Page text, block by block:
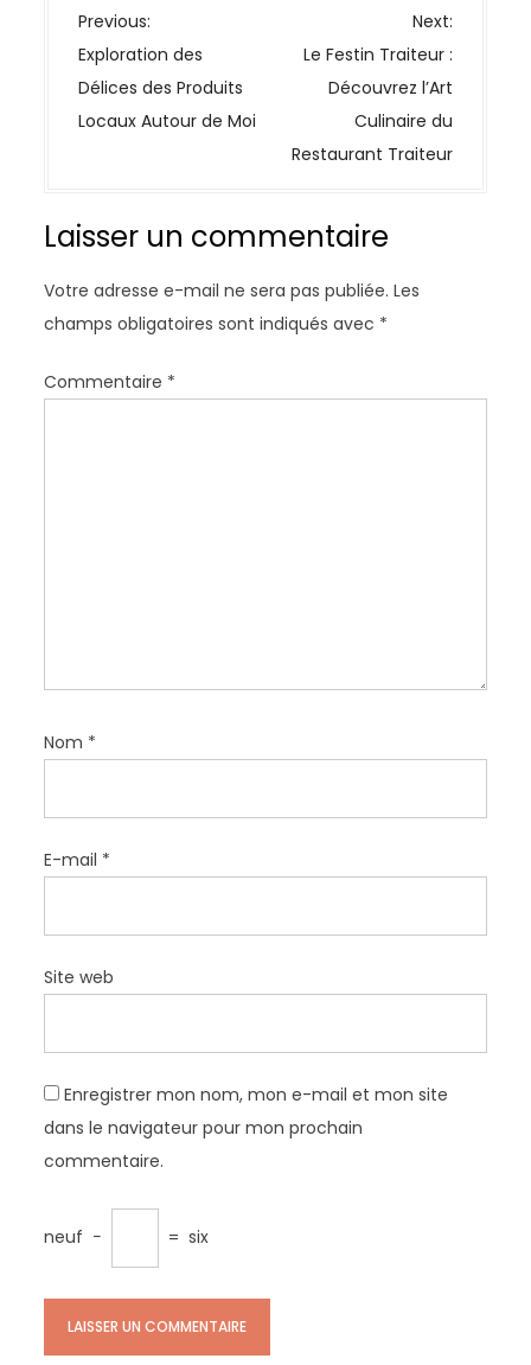
N
a
v
i
i
n
d
e
l
Previous:
Exploration des
Délices des Produits
Locaux Autour de Moi
Next:
Le Festin Traiteur :
Découvrez l’Art
Culinaire du
Restaurant Traiteur
Laisser un commentaire
Votre adresse e-mail ne sera pas publiée. Les
champs obligatoires sont indiqués avec *
Commentaire *
Nom *
E-mail *
Site web
Enregistrer mon nom, mon e-mail et mon site
dans le navigateur pour mon prochain
commentaire.
neuf − = six